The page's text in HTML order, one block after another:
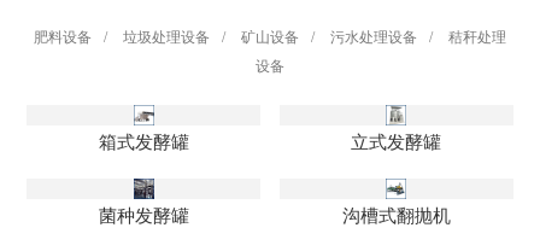
肥料设备 / 垃圾处理设备 / 矿山设备 / 污水处理设备 /
秸秆处理
设备
箱式发酵罐 立式发酵罐
菌种发酵罐 沟槽式翻抛机